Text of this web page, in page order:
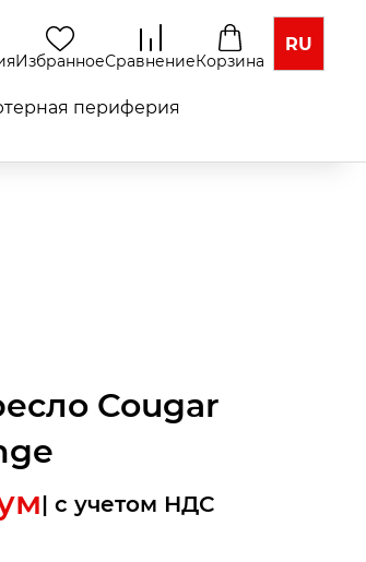
ИзбранноеСравнениеКорзина
RU
периферия
Cougar
| c учетом НДС